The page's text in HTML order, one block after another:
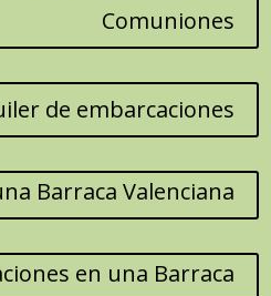
Comuniones
de embarcaciones
Barraca Valenciana
en una Barraca